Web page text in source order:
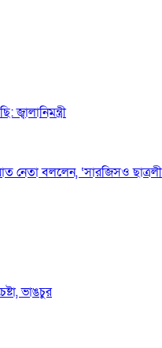
নেতা বললেন, ‘সারজিসও
ভাঙচুর